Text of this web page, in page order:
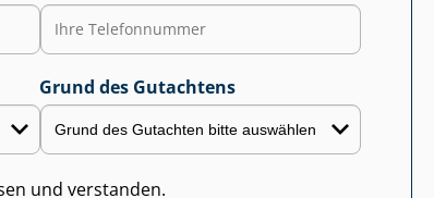
Grund des Gutachtens
und verstanden.